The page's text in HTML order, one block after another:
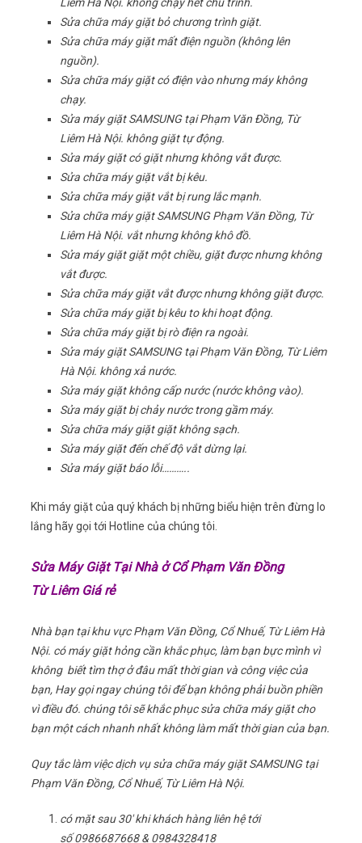
Sửa chữa máy giặt bỏ chương trình giặt.
Sửa chữa máy giặt mất điện nguồn (không lên
nguồn).
Sửa chữa máy giặt có điện vào nhưng máy không
chạy.
Sửa máy giặt SAMSUNG tại Phạm Văn Đồng, Từ
Liêm Hà Nội. không giặt tự động.
Sửa máy giặt có giặt nhưng không vắt được.
Sửa chữa máy giặt vắt bị kêu.
Sửa chữa máy giặt vắt bị rung lắc mạnh.
Sửa chữa máy giặt SAMSUNG Phạm Văn Đồng, Từ
Liêm Hà Nội. vắt nhưng không khô đồ.
Sửa máy giặt giặt một chiều, giặt được nhưng không
vắt được.
Sửa chữa máy giặt vắt được nhưng không giặt được.
Sửa chữa máy giặt bị kêu to khi hoạt động.
Sửa chữa máy giặt bị rò điện ra ngoài.
Sửa máy giặt SAMSUNG tại Phạm Văn Đồng, Từ Liêm
Hà Nội. không xả nước.
Sửa máy giặt không cấp nước (nước không vào).
Sửa máy giặt bị chảy nước trong gầm máy.
Sửa chữa máy giặt giặt không sạch.
Sửa máy giặt đến chế độ vắt dừng lại.
Sửa máy giặt báo lỗi………..
Khi máy giặt của quý khách bị những biểu hiện trên đừng lo
lắng hãy gọi tới Hotline của chúng tôi.
Sửa Máy Giặt Tại Nhà ở Cổ Phạm Văn Đồng
Từ Liêm Giá rẻ
Nhà bạn tại khu vực Phạm Văn Đồng, Cổ Nhuế, Từ Liêm Hà
Nội. có máy giặt hỏng cần khắc phục, làm bạn bực mình vì
không biết tìm thợ ở đâu mất thời gian và công việc của
bạn, Hay gọi ngay chúng tôi để bạn không phải buồn phiền
vì điều đó. chúng tôi sẽ khắc phục sửa chữa máy giặt cho
bạn một cách nhanh nhất không làm mất thời gian của bạn.
Quy tắc làm việc dịch vụ sửa chữa máy giặt SAMSUNG tại
Phạm Văn Đồng, Cổ Nhuế, Từ Liêm Hà Nội.
có mặt sau 30′ khi khách hàng liên hệ tới
số 0986687668 & 0984328418